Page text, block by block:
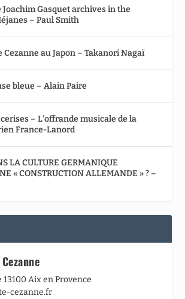
Joachim Gasquet archives in the
– Paul Smith
Cezanne au Japon – Takanori Nagaï
bleue – Alain Paire
– L’offrande musicale de la
France-Lanord
LA CULTURE GERMANIQUE
« CONSTRUCTION ALLEMANDE » ? –
13100 Aix en Provence
cezanne.fr